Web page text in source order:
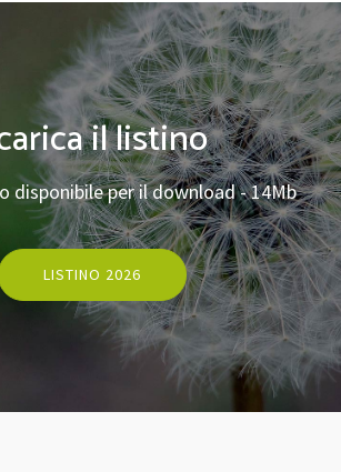
il listino
disponibile per il download - 14Mb
LISTINO 2026